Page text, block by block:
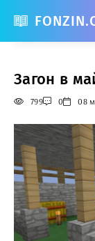
Загон в
799 0 08